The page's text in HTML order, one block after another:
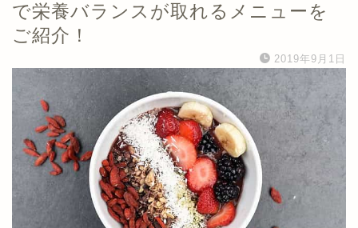
で栄養バランスが取れるメニューを
ご紹介！
2019年9月1日